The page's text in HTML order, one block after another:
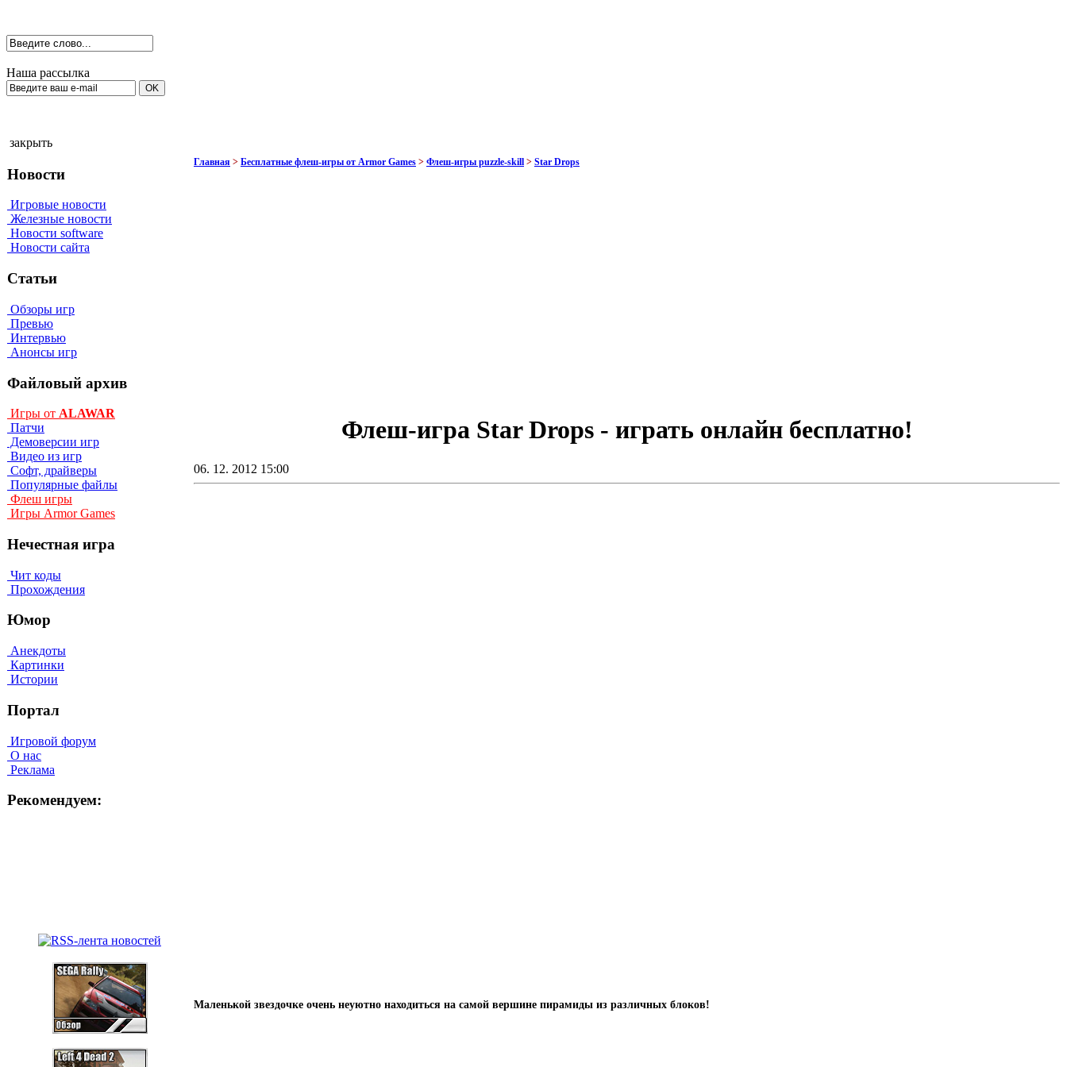
Наша рассылка
закрыть
Новости
Игровые новости
Железные новости
Новости software
Новости сайта
Статьи
Обзоры игр
Превью
Интервью
Анонсы игр
Файловый архив
Игры от ALAWAR
Патчи
Демоверсии игр
Видео из игр
Софт, драйверы
Популярные файлы
Флеш игры
Игры Armor Games
Нечестная игра
Чит коды
Прохождения
Юмор
Анекдоты
Картинки
Истории
Портал
Игровой форум
О нас
Реклама
Рекомендуем:
Главная > Бесплатные флеш-игры от Armor Games > Флеш-игры puzzle-skill > Star Drops
Флеш-игра Star Drops - играть онлайн бесплатно!
06. 12. 2012 15:00
Маленькой звездочке очень неуютно находиться на самой вершине пирамиды из различных блоков!